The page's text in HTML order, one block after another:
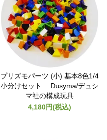
プリズモパーツ (小) 基本8色1/4
小分けセット Dusyma/デュシ
マ社の構成玩具
4,180円(税込)